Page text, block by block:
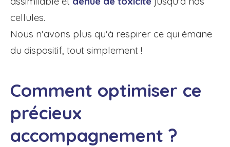
cellules.
Nous n'avons plus qu'à respirer ce qui émane
du dispositif, tout simplement !
Comment optimiser ce
précieux
accompagnement ?